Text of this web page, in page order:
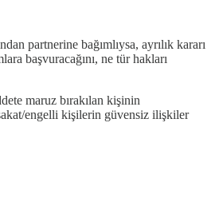
partnerine bağımlıysa, ayrılık kararı
başvuracağını, ne tür hakları
maruz bırakılan kişinin
engelli kişilerin güvensiz ilişkiler